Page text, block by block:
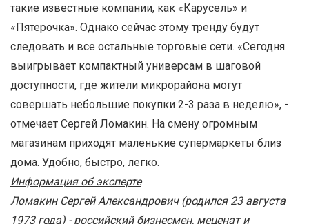
такие известные компании, как «Карусель» и
«Пятерочка». Однако сейчас этому тренду будут
следовать и все остальные торговые сети. «Сегодня
выигрывает компактный универсам в шаговой
доступности, где жители микрорайона могут
совершать небольшие покупки 2-3 раза в неделю», -
отмечает Сергей Ломакин. На смену огромным
магазинам приходят маленькие супермаркеты близ
дома. Удобно, быстро, легко.
Информация об эксперте
Ломакин Сергей Александрович (родился 23 августа
1973 года) - российский бизнесмен, меценат и